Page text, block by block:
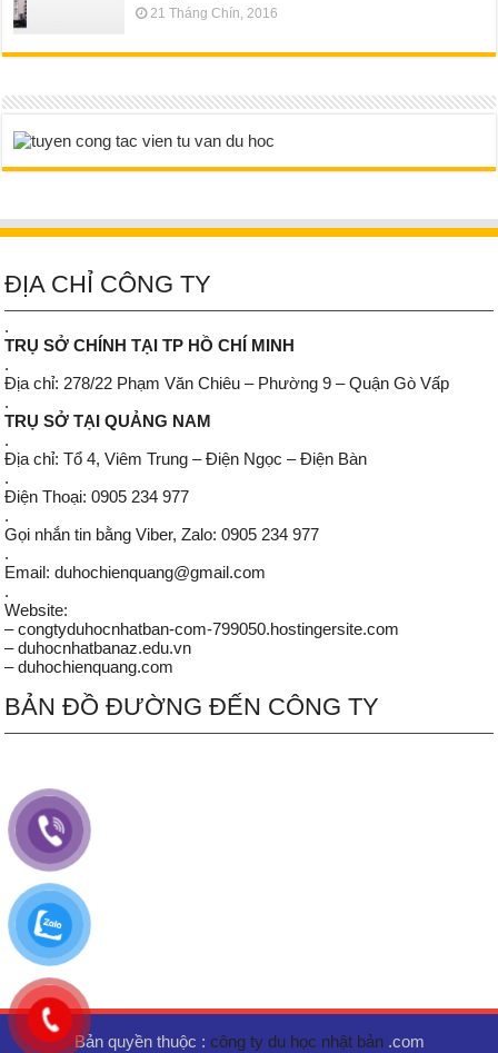
21 Tháng Chín, 2016
ĐỊA CHỈ CÔNG TY
.
TRỤ SỞ CHÍNH TẠI TP HỒ CHÍ MINH
.
Địa chỉ: 278/22 Phạm Văn Chiêu – Phường 9 – Quận Gò Vấp
.
TRỤ SỞ TẠI QUẢNG NAM
.
Địa chỉ: Tổ 4, Viêm Trung – Điện Ngọc – Điện Bàn
.
Điện Thoại: 0905 234 977
.
Gọi nhắn tin bằng Viber, Zalo: 0905 234 977
.
Email: duhochienquang@gmail.com
.
Website:
– congtyduhocnhatban-com-799050.hostingersite.com
– duhocnhatbanaz.edu.vn
– duhochienquang.com
BẢN ĐỒ ĐƯỜNG ĐẾN CÔNG TY
Bản quyền thuộc : công ty du học nhật bản .com